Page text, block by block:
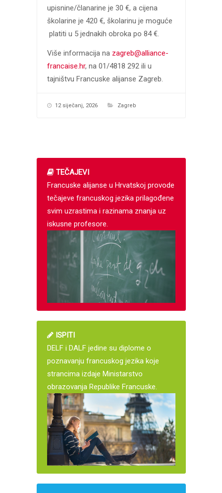
upisnine/članarine je 30 €, a cijena
školarine je 420 €, školarinu je moguće
platiti u 5 jednakih obroka po 84 €.
Više informacija na zagreb@alliance-
francaise.hr, na 01/4818 292 ili u
tajništvu Francuske alijanse Zagreb.
12 siječanj, 2026 Zagreb
TEČAJEVI
Francuske alijanse u Hrvatskoj provode
tečajeve francuskog jezika prilagođene
svim uzrastima i razinama znanja uz
iskusne profesore.
ISPITI
DELF i DALF jedine su diplome o
poznavanju francuskog jezika koje
strancima izdaje Ministarstvo
obrazovanja Republike Francuske.